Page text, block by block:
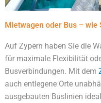
Mietwagen oder Bus –
Auf Zypern haben Sie die
für maximale Flexibilität
Busverbindungen. Mit dem
auch entlegene Orte
ausgebauten Buslinien